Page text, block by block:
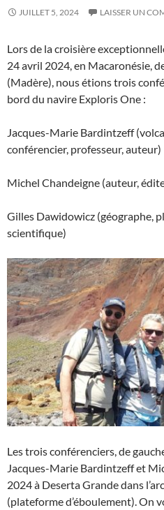
JUILLET 5, 2024 LAISSER UN
Lors de la croisière
24 avril 2024, en Macaronésie,
(Madère), nous étions trois
bord du navire Exploris One :
Jacques-Marie Bardintzeff
conférencier, professeur, auteur)
Michel Chandeigne (auteur,
Gilles Dawidowicz (géographe,
scientifique)
Les trois conférenciers, de
Jacques-Marie Bardintzeff et
2024 à Deserta Grande dans
(plateforme d’éboulement). On